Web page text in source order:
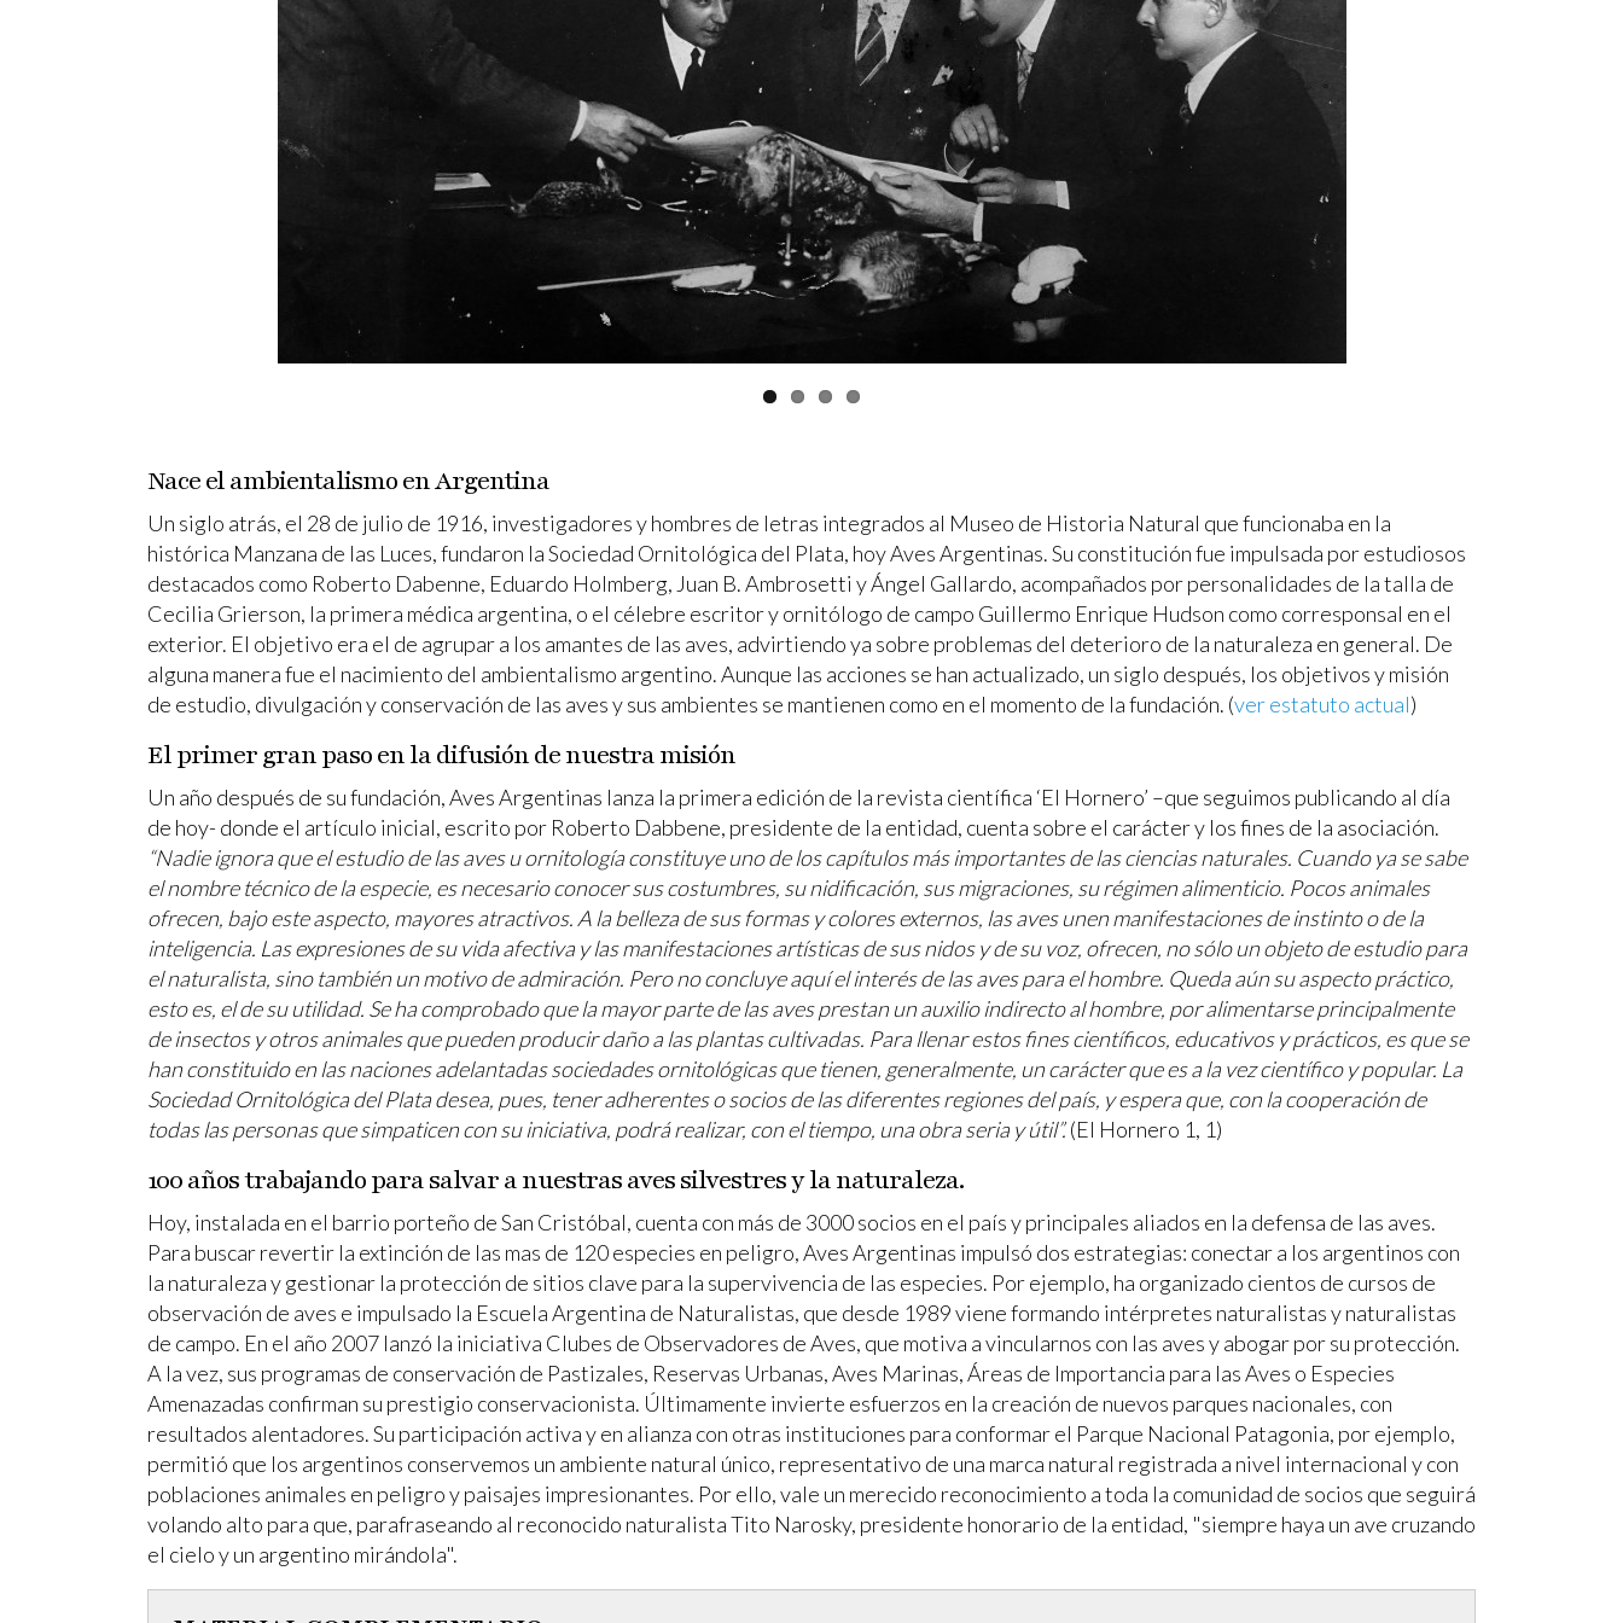
Nace el ambientalismo en Argentina
Un siglo atrás, el 28 de julio de 1916, investigadores y hombres de letras integrados al Museo de Historia Natural que funcionaba en la
histórica Manzana de las Luces, fundaron la Sociedad Ornitológica del Plata, hoy Aves Argentinas. Su constitución fue impulsada por estudiosos
destacados como Roberto Dabenne, Eduardo Holmberg, Juan B. Ambrosetti y Ángel Gallardo, acompañados por personalidades de la talla de
Cecilia Grierson, la primera médica argentina, o el célebre escritor y ornitólogo de campo Guillermo Enrique Hudson como corresponsal en el
exterior. El objetivo era el de agrupar a los amantes de las aves, advirtiendo ya sobre problemas del deterioro de la naturaleza en general. De
alguna manera fue el nacimiento del ambientalismo argentino. Aunque las acciones se han actualizado, un siglo después, los objetivos y misión
de estudio, divulgación y conservación de las aves y sus ambientes se mantienen como en el momento de la fundación. (ver estatuto actual)
El primer gran paso en la difusión de nuestra misión
Un año después de su fundación, Aves Argentinas lanza la primera edición de la revista científica ‘El Hornero’ –que seguimos publicando al día
de hoy- donde el artículo inicial, escrito por Roberto Dabbene, presidente de la entidad, cuenta sobre el carácter y los fines de la asociación.
“Nadie ignora que el estudio de las aves u ornitología constituye uno de los capítulos más importantes de las ciencias naturales. Cuando ya se sabe
el nombre técnico de la especie, es necesario conocer sus costumbres, su nidificación, sus migraciones, su régimen alimenticio. Pocos animales
ofrecen, bajo este aspecto, mayores atractivos. A la belleza de sus formas y colores externos, las aves unen manifestaciones de instinto o de la
inteligencia. Las expresiones de su vida afectiva y las manifestaciones artísticas de sus nidos y de su voz, ofrecen, no sólo un objeto de estudio para
el naturalista, sino también un motivo de admiración. Pero no concluye aquí el interés de las aves para el hombre. Queda aún su aspecto práctico,
esto es, el de su utilidad. Se ha comprobado que la mayor parte de las aves prestan un auxilio indirecto al hombre, por alimentarse principalmente
de insectos y otros animales que pueden producir daño a las plantas cultivadas. Para llenar estos fines científicos, educativos y prácticos, es que se
han constituido en las naciones adelantadas sociedades ornitológicas que tienen, generalmente, un carácter que es a la vez científico y popular. La
Sociedad Ornitológica del Plata desea, pues, tener adherentes o socios de las diferentes regiones del país, y espera que, con la cooperación de
todas las personas que simpaticen con su iniciativa, podrá realizar, con el tiempo, una obra seria y útil”.(El Hornero 1, 1)
100 años trabajando para salvar a nuestras aves silvestres y la naturaleza.
Hoy, instalada en el barrio porteño de San Cristóbal, cuenta con más de 3000 socios en el país y principales aliados en la defensa de las aves.
Para buscar revertir la extinción de las mas de 120 especies en peligro, Aves Argentinas impulsó dos estrategias: conectar a los argentinos con
la naturaleza y gestionar la protección de sitios clave para la supervivencia de las especies. Por ejemplo, ha organizado cientos de cursos de
observación de aves e impulsado la Escuela Argentina de Naturalistas, que desde 1989 viene formando intérpretes naturalistas y naturalistas
de campo. En el año 2007 lanzó la iniciativa Clubes de Observadores de Aves, que motiva a vincularnos con las aves y abogar por su protección.
A la vez, sus programas de conservación de Pastizales, Reservas Urbanas, Aves Marinas, Áreas de Importancia para las Aves o Especies
Amenazadas confirman su prestigio conservacionista. Últimamente invierte esfuerzos en la creación de nuevos parques nacionales, con
resultados alentadores. Su participación activa y en alianza con otras instituciones para conformar el Parque Nacional Patagonia, por ejemplo,
permitió que los argentinos conservemos un ambiente natural único, representativo de una marca natural registrada a nivel internacional y con
poblaciones animales en peligro y paisajes impresionantes. Por ello, vale un merecido reconocimiento a toda la comunidad de socios que seguirá
volando alto para que, parafraseando al reconocido naturalista Tito Narosky, presidente honorario de la entidad, "siempre haya un ave cruzando
el cielo y un argentino mirándola".